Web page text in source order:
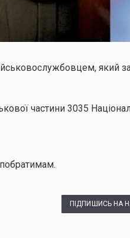
який
частини 3035
побратимам.
ПІДПИШИСЬ НА